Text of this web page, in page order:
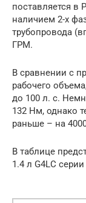
поставляется в
наличием 2-х
трубопровода
ГРМ.
В сравнении с
рабочего
до 100 л. с.
132 Нм, однако
раньше – на
В таблице
1.4 л G4LC